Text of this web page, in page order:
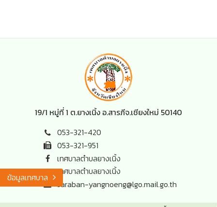
ข้อมูลเทศบาล
19/1 หมู่ที่ 1 ต.ยางเนิ้ง อ.สารภีจ.เชียงใหม่ 50140
053-321-420
053-321-951
เทศบาลตำบลยางเนิ้ง
เทศบาลตำบลยางเนิ้ง
saraban-yangnoeng@lgo.mail.go.th